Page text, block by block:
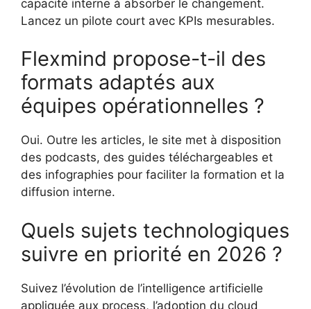
capacité interne à absorber le changement.
Lancez un pilote court avec KPIs mesurables.
Flexmind propose-t-il des
formats adaptés aux
équipes opérationnelles ?
Oui. Outre les articles, le site met à disposition
des podcasts, des guides téléchargeables et
des infographies pour faciliter la formation et la
diffusion interne.
Quels sujets technologiques
suivre en priorité en 2026 ?
Suivez l’évolution de l’intelligence artificielle
appliquée aux process, l’adoption du cloud